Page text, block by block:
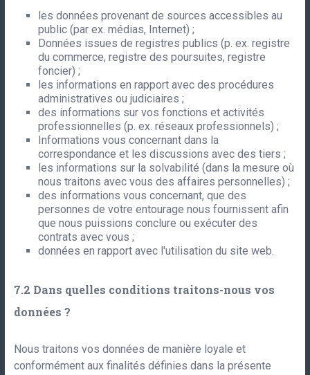
les données provenant de sources accessibles au
public (par ex. médias, Internet) ;
Données issues de registres publics (p. ex. registre
du commerce, registre des poursuites, registre
foncier) ;
les informations en rapport avec des procédures
administratives ou judiciaires ;
des informations sur vos fonctions et activités
professionnelles (p. ex. réseaux professionnels) ;
Informations vous concernant dans la
correspondance et les discussions avec des tiers ;
les informations sur la solvabilité (dans la mesure où
nous traitons avec vous des affaires personnelles) ;
des informations vous concernant, que des
personnes de votre entourage nous fournissent afin
que nous puissions conclure ou exécuter des
contrats avec vous ;
données en rapport avec l'utilisation du site web.
Dans quelles conditions traitons-nous vos
données ?
Nous traitons vos données de manière loyale et
conformément aux finalités définies dans la présente